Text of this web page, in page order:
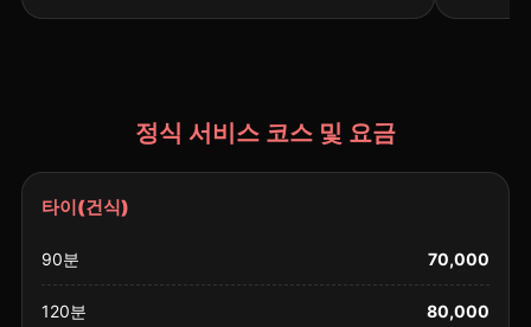
정식 서비스 코스 및 요금
타이(건식)
90분 70,000
120분 80,000